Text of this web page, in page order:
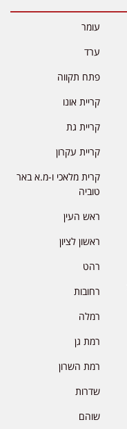
עומר
ערד
פתח תקווה
קריית אונו
קריית גת
קריית עקרון
קרית מלאכי ו-מ.א באר
טוביה
ראש העין
ראשון לציון
רהט
רחובות
רמלה
רמת גן
רמת השרון
שדרות
שוהם